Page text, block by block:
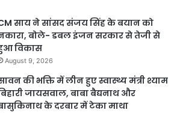
साय ने सांसद संजय सिंह के बयान को
बोले- डबल इंजन सरकार से तेजी से
विकास
August 9, 2026
की भक्ति में लीन हुए स्वास्थ्य मंत्री श्याम
जायसवाल, बाबा बैद्यनाथ और
के दरबार में टेका माथा